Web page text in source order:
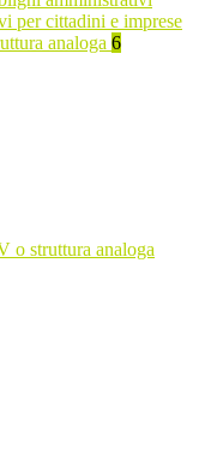
per cittadini e imprese
analoga 6
o struttura analoga